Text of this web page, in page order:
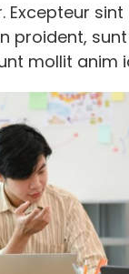
Excepteur
proident,
mollit anim